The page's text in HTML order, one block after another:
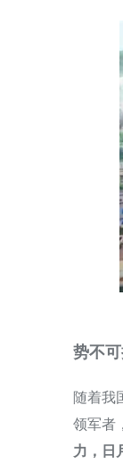
势不
随着我
领军者
力，日